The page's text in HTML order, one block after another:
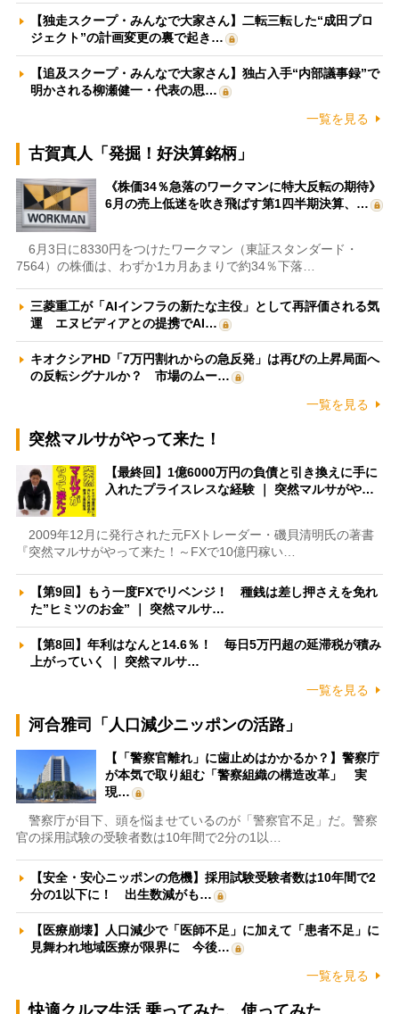
【独走スクープ・みんなで大家さん】二転三転した“成田プロ
ジェクト”の計画変更の裏で起き…
【追及スクープ・みんなで大家さん】独占入手“内部議事録”で
明かされる柳瀬健一・代表の思…
一覧を見る
古賀真人「発掘！好決算銘柄」
《株価34％急落のワークマンに特大反転の期待》
6月の売上低迷を吹き飛ばす第1四半期決算、…
6月3日に8330円をつけたワークマン（東証スタンダード・
7564）の株価は、わずか1カ月あまりで約34％下落…
三菱重工が「AIインフラの新たな主役」として再評価される気
運 エヌビディアとの提携でAI…
キオクシアHD「7万円割れからの急反発」は再びの上昇局面へ
の反転シグナルか？ 市場のムー…
一覧を見る
突然マルサがやって来た！
【最終回】1億6000万円の負債と引き換えに手に
入れたプライスレスな経験 ｜ 突然マルサがや…
2009年12月に発行された元FXトレーダー・磯貝清明氏の著書
『突然マルサがやって来た！～FXで10億円稼い…
【第9回】もう一度FXでリベンジ！ 種銭は差し押さえを免れ
た”ヒミツのお金” ｜ 突然マルサ…
【第8回】年利はなんと14.6％！ 毎日5万円超の延滞税が積み
上がっていく ｜ 突然マルサ…
一覧を見る
河合雅司「人口減少ニッポンの活路」
【「警察官離れ」に歯止めはかかるか？】警察庁
が本気で取り組む「警察組織の構造改革」 実
現…
警察庁が目下、頭を悩ませているのが「警察官不足」だ。警察
官の採用試験の受験者数は10年間で2分の1以…
【安全・安心ニッポンの危機】採用試験受験者数は10年間で2
分の1以下に！ 出生数減がも…
【医療崩壊】人口減少で「医師不足」に加えて「患者不足」に
見舞われ地域医療が限界に 今後…
一覧を見る